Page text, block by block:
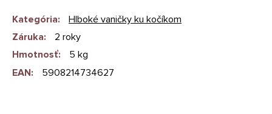
Kategória:
Hlboké vaničky ku kočíkom
Záruka:
2 roky
Hmotnosť:
5 kg
EAN: 5908214734627